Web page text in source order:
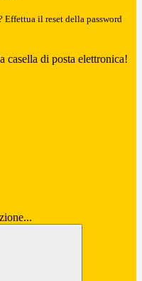
Effettua il reset della password
casella di posta elettronica!